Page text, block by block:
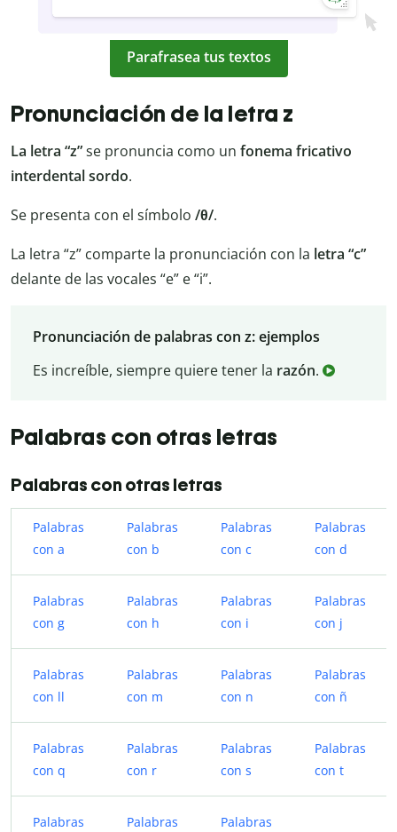
Parafrasea tus textos
Pronunciación de la letra z
La letra “z”se pronuncia como un fonema fricativo
interdental sordo.
Se presenta con el símbolo /θ/.
La letra “z” comparte la pronunciación con la letra “c”
delante de las vocales “e” e “i”.
Pronunciación de palabras con z: ejemplos
Es increíble, siempre quiere tener la razón.
Palabras con otras letras
Palabras con otras letras
Palabras
con a
Palabras
con b
Palabras
con c
Palabras
con d
Palabras
con g
Palabras
con h
Palabras
con i
Palabras
con j
Palabras
con ll
Palabras
con m
Palabras
con n
Palabras
con ñ
Palabras
con q
Palabras
con r
Palabras
con s
Palabras
con t
Palabras
Palabras
Palabras